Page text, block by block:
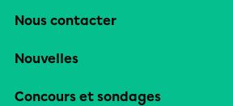
Nous contacter
Nouvelles
Concours et sondages